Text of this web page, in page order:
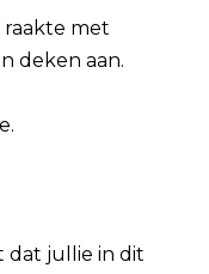
raakte met
deken aan.
dat jullie in dit